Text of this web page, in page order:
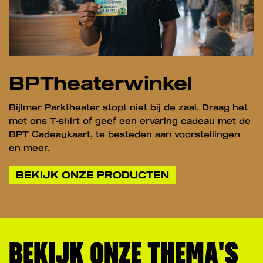
BPTheaterwinkel
Bijlmer Parktheater stopt niet bij de zaal. Draag het
met ons T-shirt of geef een ervaring cadeau met de
BPT Cadeaukaart, te besteden aan voorstellingen
en meer.
BEKIJK ONZE PRODUCTEN
BEKIJK ONZE THEMA'S